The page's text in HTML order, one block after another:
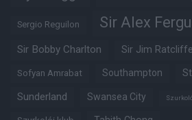
Sergio Reguilon Sir Alex
Sir Bobby Charlton Sir Jim Ratcliffe
Sofyan Amrabat Southampton
Sunderland Swansea City